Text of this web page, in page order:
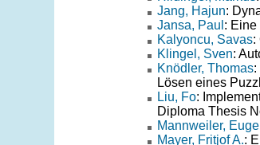
Jang, Hajun:
Jansa, Paul :
Kalyoncu, Savas:
Klingel, Sven:
Knödler, Thomas:
Lösen eines
Liu, Fo:
Diploma Thesis
Mannweiler,
Mayer, Fritjof A.: